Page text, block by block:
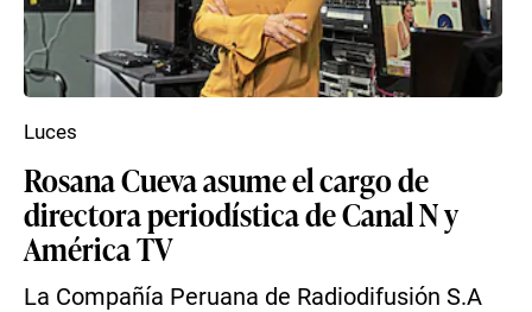
Rosana Cueva asume el cargo de
directora periodística de Canal N y
América TV
La Compañía Peruana de Radiodifusión S.A
Luces